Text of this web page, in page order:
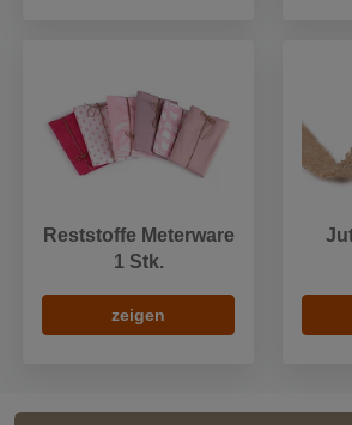
Reststoffe Meterware
1 Stk.
zeigen